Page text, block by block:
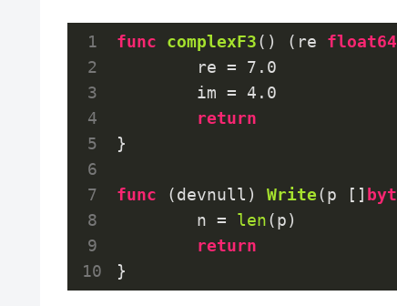
func complexF3() (re float64
	re =
7.0
	im =
4.0
return
}
func (devnull) Write(p []
	n =
len(p)
return